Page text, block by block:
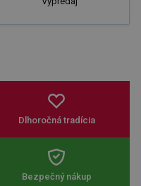
Dlhoročná tradícia
Bezpečný nákup